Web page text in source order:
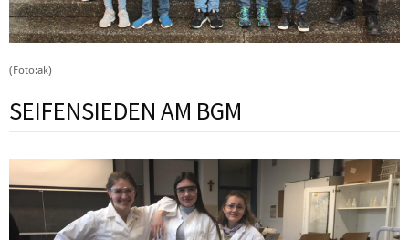
(Foto:ak)
SEIFENSIEDEN AM BGM